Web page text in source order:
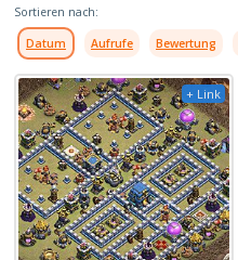
Sortieren nach:
Datum Aufrufe Bewertung
+ Link